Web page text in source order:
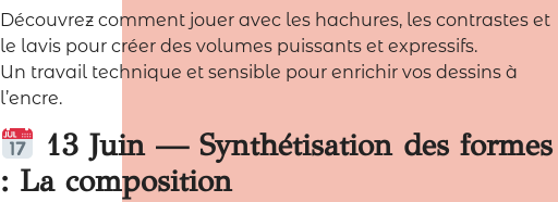
Découvrez comment jouer avec les hachures, les contrastes et
le lavis pour créer des volumes puissants et expressifs.
Un travail technique et sensible pour enrichir vos dessins à
l’encre.
13 Juin — Synthétisation des formes
: La composition